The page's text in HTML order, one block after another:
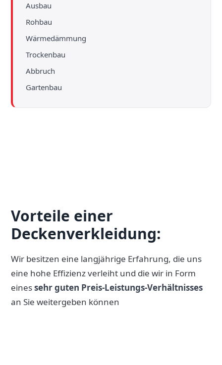
Ausbau
Rohbau
Wärmedämmung
Trockenbau
Abbruch
Gartenbau
Vorteile einer
Deckenverkleidung:
Wir besitzen eine langjährige Erfahrung, die uns
eine hohe Effizienz verleiht und die wir in Form
einessehr guten Preis-Leistungs-Verhältnisses
an Sie weitergeben können